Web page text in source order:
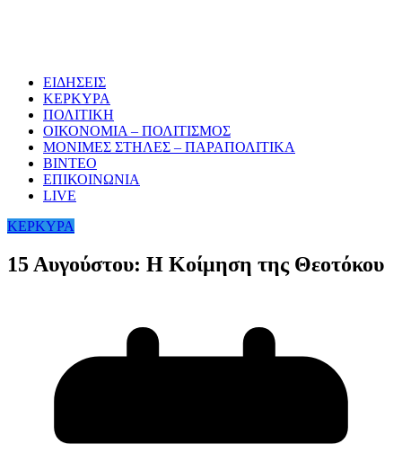
ΕΙΔΗΣΕΙΣ
ΚΕΡΚΥΡΑ
ΠΟΛΙΤΙΚΗ
ΟΙΚΟΝΟΜΙΑ – ΠΟΛΙΤΙΣΜΟΣ
ΜΟΝΙΜΕΣ ΣΤΗΛΕΣ – ΠΑΡΑΠΟΛΙΤΙΚΑ
ΒΙΝΤΕΟ
ΕΠΙΚΟΙΝΩΝΙΑ
LIVE
ΚΕΡΚΥΡΑ
15 Αυγούστου: Η Κοίμηση της Θεοτόκου